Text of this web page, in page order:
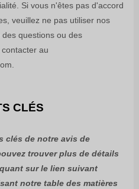
Si vous n'êtes pas d'accord
veuillez ne pas utiliser nos
questions ou des
au
.
CLÉS
clés de notre avis de
trouver plus de détails
sur le lien suivant
notre table des matières